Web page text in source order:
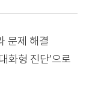
문제 해결
화형 진단’으로